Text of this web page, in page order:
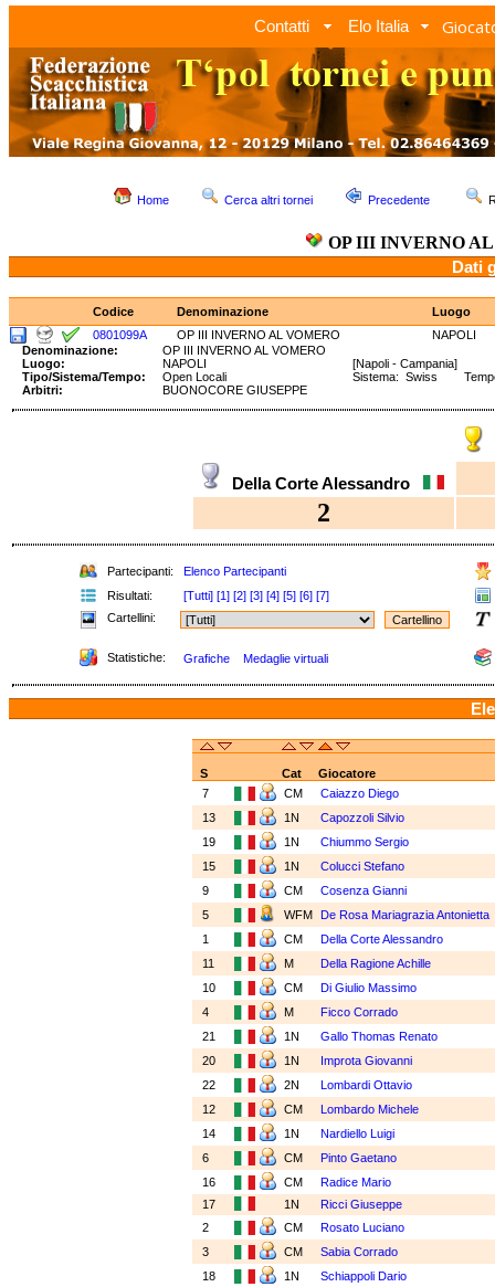
Contatti Elo Italia
Home Cerca altri tornei Precedente
OP III INVERNO
Dati
Codice Denominazione
Luogo
0801099A
OP III INVERNO AL VOMERO
NAPOLI
Denominazione:
OP III INVERNO AL VOMERO
Luogo:
NAPOLI
[Napoli - Campania]
Tipo/Sistema/Tempo:
Open Locali
Sistema: Swiss
Arbitri:
BUONOCORE GIUSEPPE
Della Corte Alessandro
2
Partecipanti:
Elenco Partecipanti
Risultati:
[Tutti] [1] [2] [3] [4] [5] [6] [7]
Cartellini:
Statistiche: Grafiche Medaglie virtuali
S Cat Giocatore
7
CM
Caiazzo Diego
13
1N
Capozzoli Silvio
19
1N
Chiummo Sergio
15
1N
Colucci Stefano
9
CM
Cosenza Gianni
5
WFM De Rosa Mariagrazia Antonietta
1
CM
Della Corte Alessandro
11
M
Della Ragione Achille
10
CM
Di Giulio Massimo
4
M
Ficco Corrado
21
1N
Gallo Thomas Renato
20
1N
Improta Giovanni
22
2N
Lombardi Ottavio
12
CM
Lombardo Michele
14
1N
Nardiello Luigi
6
CM
Pinto Gaetano
16
CM
Radice Mario
17
1N
Ricci Giuseppe
2
CM
Rosato Luciano
3
CM
Sabia Corrado
18
1N
Schiappoli Dario